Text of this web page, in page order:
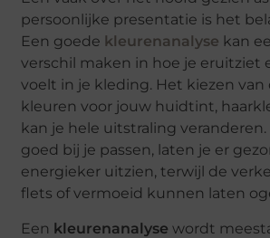
persoonlijke presentatie is het
Een goede kleurenanalyse kan
verschil maken in hoe je eruitziet
voelt in je kleding. Het kiezen van
kleuren voor jouw huidtint,
kan je hele uitstraling
goed bij je passen, laten je er
energieker uitzien, terwijl de
flets of vermoeid kunnen laten
Een kleurenanalyse wordt